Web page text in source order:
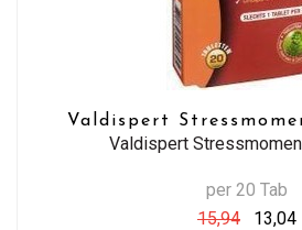
Valdispert
Valdispert
per 20 Tab
15,94
13,04